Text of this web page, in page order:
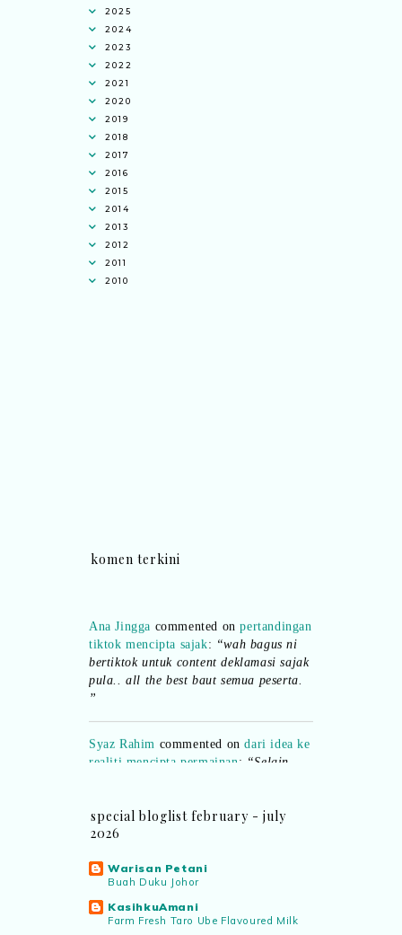
2025
2024
2023
2022
2021
2020
2019
2018
2017
2016
2015
2014
2013
2012
2011
2010
komen terkini
tiktok mencipta sajak:“wah bagus ni
bertiktok untuk content deklamasi sajak
pula.. all the best baut semua peserta.
”
realiti mencipta permainan:“Selain
jimat kertas, memang memudahkan
pertandingan tiktok mencipta sajak
“Menarik sungguh Pertandingan TikTok
Mencipta Sajak Kemerdekaan 2026 dari
PNM ni! Platform terbaik serlahkan
special bloglist february - july
2026
Warisan Petani
Buah Duku Johor
KasihkuAmani
Farm Fresh Taro Ube Flavoured Milk